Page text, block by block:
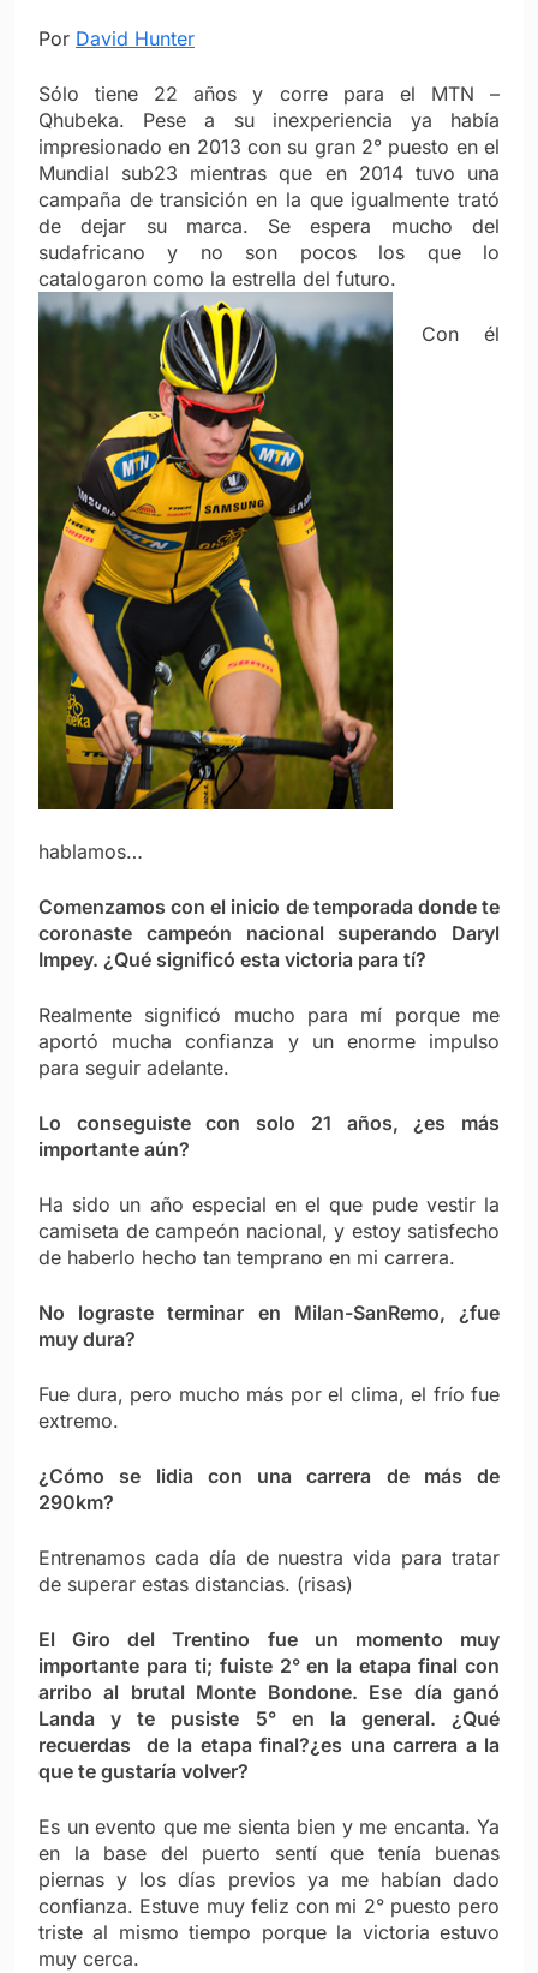
Por David Hunter
Sólo tiene 22 años y corre para el MTN –
Qhubeka. Pese a su inexperiencia ya había
impresionado en 2013 con su gran 2° puesto en el
Mundial sub23 mientras que en 2014 tuvo una
campaña de transición en la que igualmente trató
de dejar su marca. Se espera mucho del
sudafricano y no son pocos los que lo
catalogaron como la estrella del futuro.
Con él
hablamos…
Comenzamos con el inicio de temporada donde te
coronaste campeón nacional superando Daryl
Impey. ¿Qué significó esta victoria para tí?
Realmente significó mucho para mí porque me
aportó mucha confianza y un enorme impulso
para seguir adelante.
Lo conseguiste con solo 21 años, ¿es más
importante aún?
Ha sido un año especial en el que pude vestir la
camiseta de campeón nacional, y estoy satisfecho
de haberlo hecho tan temprano en mi carrera.
No lograste terminar en Milan-SanRemo, ¿fue
muy dura?
Fue dura, pero mucho más por el clima, el frío fue
extremo.
¿Cómo se lidia con una carrera de más de
290km?
Entrenamos cada día de nuestra vida para tratar
de superar estas distancias. (risas)
El Giro del Trentino fue un momento muy
importante para ti; fuiste 2° en la etapa final con
arribo al brutal Monte Bondone. Ese día ganó
Landa y te pusiste 5° en la general. ¿Qué
recuerdas de la etapa final?¿es una carrera a la
que te gustaría volver?
Es un evento que me sienta bien y me encanta. Ya
en la base del puerto sentí que tenía buenas
piernas y los días previos ya me habían dado
confianza. Estuve muy feliz con mi 2° puesto pero
triste al mismo tiempo porque la victoria estuvo
muy cerca.